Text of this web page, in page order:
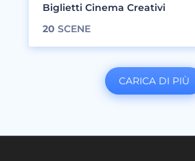
Biglietti Cinema Creativi
20 SCENE
CARICA DI PIÙ